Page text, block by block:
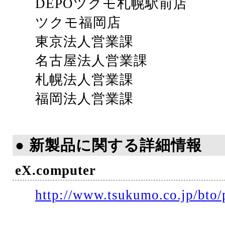
DEPOツクモ札幌駅前店
ツクモ福岡店
東京法人営業課
名古屋法人営業課
札幌法人営業課
福岡法人営業課
● 新製品に関する詳細情報
eX.computer
http://www.tsukumo.co.jp/bto/